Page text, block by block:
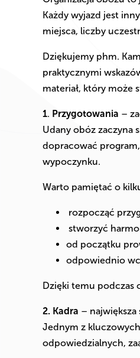
Każdy wyjazd jest
miejsca, liczby
Dziękujemy phm.
praktycznymi
materiał, który może
1. Przygotowania –
Udany obóz zaczyna
dopracować
wypoczynku.
Warto pamiętać o
rozpocząć
stworzyć
od początku
odpowiednio
Dzięki temu podczas
2. Kadra – największa
Jednym z
odpowiedzialnych,